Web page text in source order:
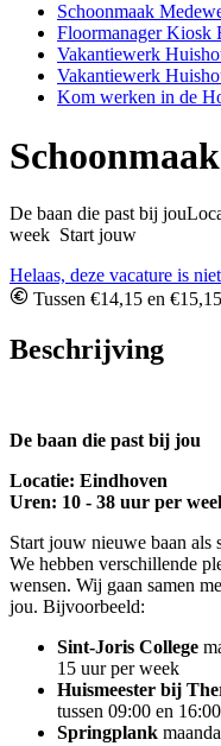
Schoonmaak
Floormanager Kiosk
Vakantiewerk
Vakantiewerk
Kom werken in de
De baan die past bij
week Start jouw
Helaas, deze vacature is
Tussen €14,15 en
Beschrijving
De baan die past bij jou
Locatie: Eindhoven
Uren: 10 - 38 uur per
Start jouw nieuwe baan als
We hebben verschillende
wensen. Wij gaan samen
jou. Bijvoorbeeld:
Sint-Joris College
15 uur per week
Huismeester bij
tussen 09:00 en
Springplank